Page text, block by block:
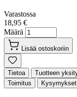
Varastossa
18,95 €
Määrä
Lisää ostoskoriin
Tietoa Tuotteen
Toimitus
Kysymykset